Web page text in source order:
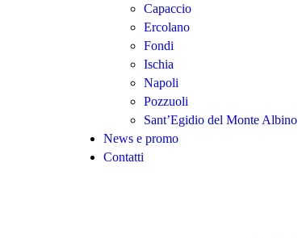
Capaccio
Ercolano
Fondi
Ischia
Napoli
Pozzuoli
Sant’Egidio del Monte Albino
News e promo
Contatti